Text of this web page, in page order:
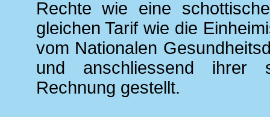
Rechte wie eine
gleichen Tarif wie die
vom Nationalen
und anschliessend ihrer
Rechnung gestellt.